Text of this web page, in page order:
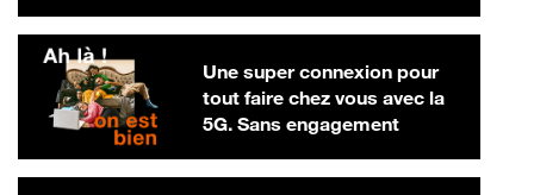
Une super connexion pour
tout faire chez vous avec la
5G. Sans engagement